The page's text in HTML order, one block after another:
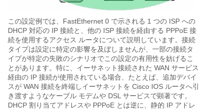
この設定例では、FastEthernet 0 で示される 1 つの ISP への
DHCP 対応の IP 接続と、他の ISP 接続を経由する PPPoE 接
続を使用するアクセス ルータについて説明しています。接続
タイプは設定に特定の影響を及ぼしませんが、一部の接続タ
イプが特定の失敗のシナリオでこの設定の有用性を妨げるこ
とがあります。特に、イーサネット接続された WAN サービス
経由の IP 接続が使用されている場合、たとえば、追加デバイ
スが WAN 接続を終端しイーサネットを Cisco IOS ルータへ引
き渡すようなケーブル モデムや DSL サービスで顕著です。
DHCP 割り当てアドレスや PPPoE とは逆に、静的 IP アドレ